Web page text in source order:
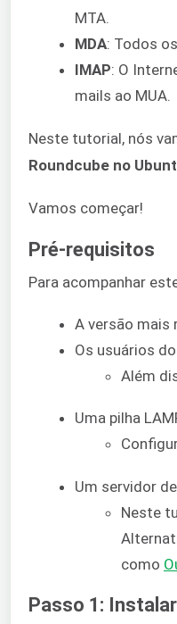
MTA.
MDA: Todos
IMAP: O
mails ao MUA.
Neste tutorial, nós
Roundcube no
Vamos começar!
Pré-requisitos
Para acompanhar
A versão mais
Os usuários
Além
Uma pilha
Um servidor
Neste
como
Passo 1: